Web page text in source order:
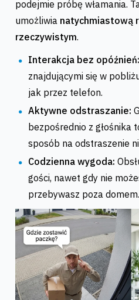
podejmie próbę włamania.
umożliwia natychmiastową
rzeczywistym.
Interakcja bez opóźnień:
znajdującymi się w
jak przez telefon.
Aktywne odstraszanie:
bezpośrednio z głośnika
sposób na odstraszenie
Codzienna wygoda:
gości, nawet gdy nie
przebywasz poza domem.